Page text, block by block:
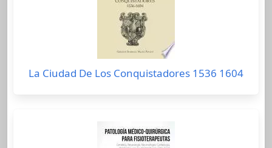
La Ciudad De Los Conquistadores 1536 1604